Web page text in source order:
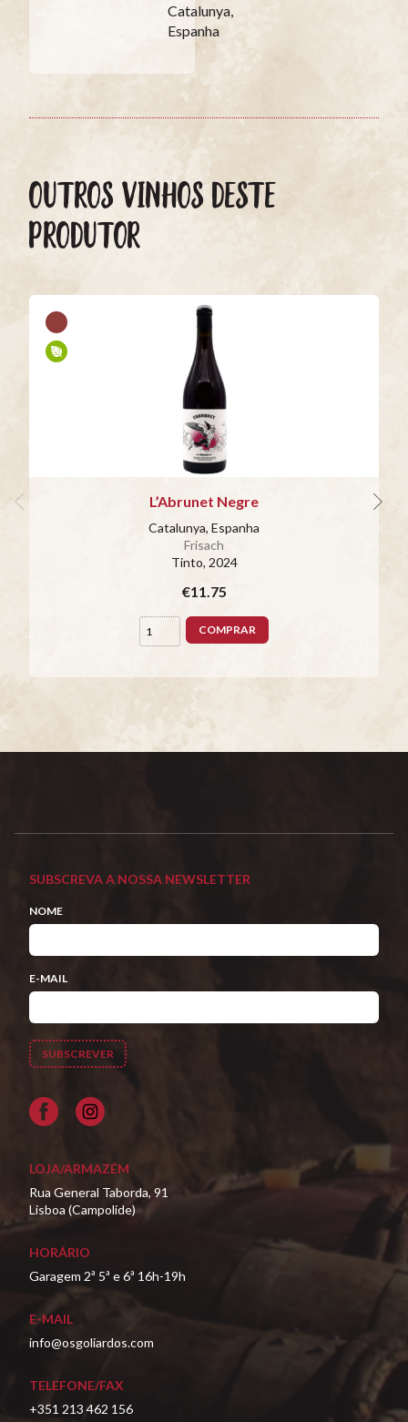
Catalunya,
Espanha
OUTROS VINHOS DESTE
PRODUTOR
L’Abrunet Negre
Catalunya, Espanha
Frisach
Tinto, 2024
€11.75
COMPRAR
SUBSCREVA A NOSSA NEWSLETTER
NOME
E-MAIL
Facebook
LOJA/ARMAZÉM
Rua General Taborda, 91
Lisboa (Campolide)
HORÁRIO
Garagem 2ª 5ª e 6ª 16h-19h
E-MAIL
info@osgoliardos.com
TELEFONE/FAX
+351 213 462 156